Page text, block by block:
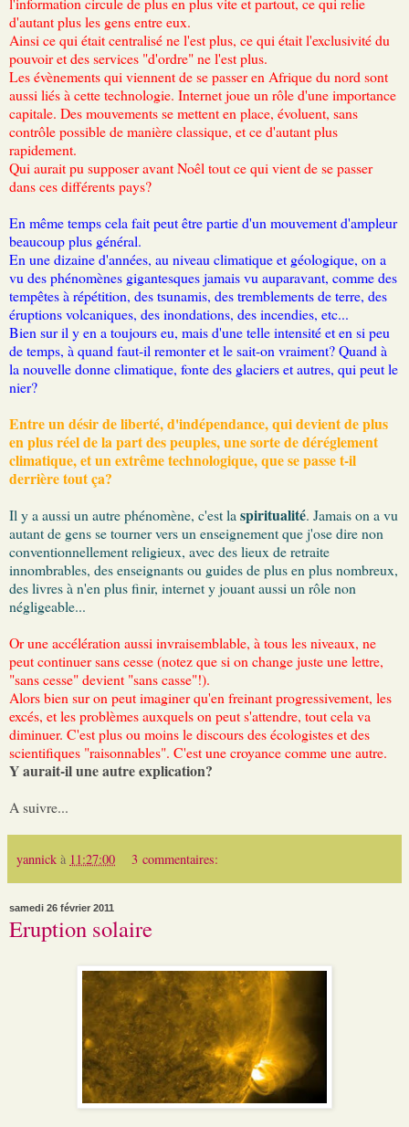
d'autant plus les gens entre eux.
Ainsi ce qui était centralisé ne l'est plus, ce qui était l'exclusivité du
pouvoir et des services "d'ordre" ne l'est plus.
Les évènements qui viennent de se passer en Afrique du nord sont
aussi liés à cette technologie. Internet joue un rôle d'une importance
capitale. Des mouvements se mettent en place, évoluent, sans
contrôle possible de manière classique, et ce d'autant plus
rapidement.
Qui aurait pu supposer avant Noêl tout ce qui vient de se passer
dans ces différents pays?
En même temps cela fait peut être partie d'un mouvement d'ampleur
beaucoup plus général.
En une dizaine d'années, au niveau climatique et géologique, on a
vu des phénomènes gigantesques jamais vu auparavant, comme des
tempêtes à répétition, des tsunamis, des tremblements de terre, des
éruptions volcaniques, des inondations, des incendies, etc...
Bien sur il y en a toujours eu, mais d'une telle intensité et en si peu
de temps, à quand faut-il remonter et le sait-on vraiment? Quand à
la nouvelle donne climatique, fonte des glaciers et autres, qui peut le
nier?
Entre un désir de liberté, d'indépendance, qui devient de plus
en plus réel de la part des peuples, une sorte de déréglement
climatique, et un extrême technologique, que se passe t-il
derrière tout ça?
Il y a aussi un autre phénomène, c'est la spiritualité. Jamais on a vu
autant de gens se tourner vers un enseignement que j'ose dire non
conventionnellement religieux, avec des lieux de retraite
innombrables, des enseignants ou guides de plus en plus nombreux,
des livres à n'en plus finir, internet y jouant aussi un rôle non
négligeable...
Or une accélération aussi invraisemblable, à tous les niveaux, ne
peut continuer sans cesse (notez que si on change juste une lettre,
"sans cesse" devient "sans casse"!).
Alors bien sur on peut imaginer qu'en freinant progressivement, les
excés, et les problèmes auxquels on peut s'attendre, tout cela va
diminuer. C'est plus ou moins le discours des écologistes et des
scientifiques "raisonnables". C'est une croyance comme une autre.
Y aurait-il une autre explication?
A suivre...
yannick à 11:27:00 3 commentaires:
samedi 26 février 2011
Eruption solaire